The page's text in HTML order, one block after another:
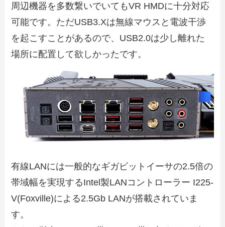
周辺機器を多数繋いでいてもVR HMDに十分対応
可能です。ただUSB3.Xは無線マウスと電波干渉
を起こすことがあるので、USB2.0は少し離れた
場所に配置して欲しかったです。
有線LANには一般的なギガビットイーサの2.5倍の
帯域幅を実現するIntel製LANコントローラー I225-
V(Foxville)による2.5Gb LANが搭載されていま
す。